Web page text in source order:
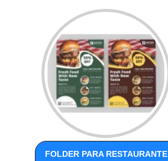
FOLDER PARA RESTAURANTE